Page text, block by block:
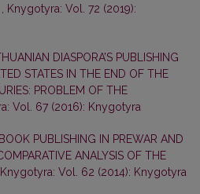
, Knygotyra: Vol. 72 (2019):
DIASPORA’S PUBLISHING
STATES IN THE END OF THE
PROBLEM OF THE
Vol. 67 (2016): Knygotyra
BOOK PUBLISHING IN PREWAR AND
ANALYSIS OF THE
Knygotyra: Vol. 62 (2014): Knygotyra